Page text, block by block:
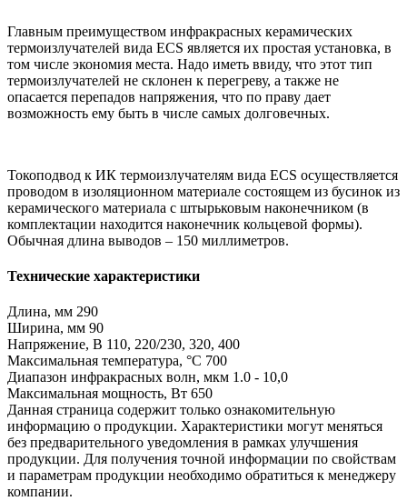
Главным преимуществом инфракрасных керамических
термоизлучателей вида ECS является их простая установка, в
том числе экономия места. Надо иметь ввиду, что этот тип
термоизлучателей не склонен к перегреву, а также не
опасается перепадов напряжения, что по праву дает
возможность ему быть в числе самых долговечных.
Токоподвод к ИК термоизлучателям вида ECS осуществляется
проводом в изоляционном материале состоящем из бусинок из
керамического материала с штырьковым наконечником (в
комплектации находится наконечник кольцевой формы).
Обычная длина выводов – 150 миллиметров.
Технические характеристики
Длина, мм 290
Ширина, мм 90
Напряжение, В 110, 220/230, 320, 400
Максимальная температура, °C 700
Диапазон инфракрасных волн, мкм 1.0 - 10,0
Максимальная мощность, Вт 650
Данная страница содержит только ознакомительную
информацию о продукции. Характеристики могут меняться
без предварительного уведомления в рамках улучшения
продукции. Для получения точной информации по свойствам
и параметрам продукции необходимо обратиться к менеджеру
компании.